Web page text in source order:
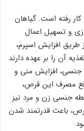
رفته است. گیاهان
و تسهیل اعمال
افزایش اسپرم،
آن را بر عهده دارند
جنسی، افزایش منی و
مصرف این قرص،
جنسی زن و مرد نیز
باعث قدرتمند شدن